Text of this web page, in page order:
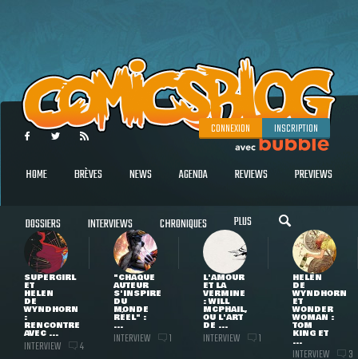
CONNEXION INSCRIPTION
HOME BRÈVES NEWS AGENDA REVIEWS PREVIEWS
DOSSIERS INTERVIEWS CHRONIQUES PLUS
SUPERGIRL
ET
HELEN
DE
WYNDHORN
:
RENCONTRE
AVEC ...
INTERVIEW 4
"CHAQUE
AUTEUR
S'INSPIRE
DU
MONDE
RÉEL" :
...
INTERVIEW 1
L'AMOUR
ET LA
VERMINE
: WILL
MCPHAIL,
OU L'ART
DE ...
INTERVIEW 1
HELEN
DE
WYNDHORN
ET
WONDER
WOMAN :
TOM
KING ET
...
INTERVIEW 3